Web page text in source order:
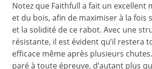
Notez que Faithfull a fait un excellent
et du bois, afin de maximiser à la fois
et la solidité de ce rabot. Avec une
résistante, il est évident qu’il restera
efficace même après plusieurs
paré à toute épreuve, d’autant plus